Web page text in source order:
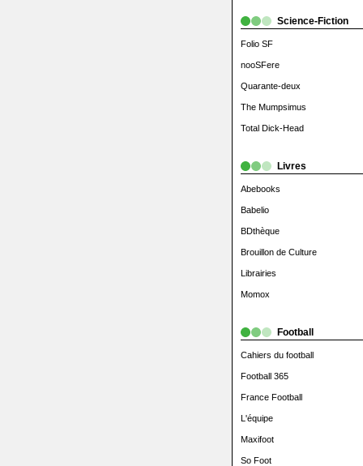
Science-Fiction
Folio SF
nooSFere
Quarante-deux
The Mumpsimus
Total Dick-Head
Livres
Abebooks
Babelio
BDthèque
Brouillon de Culture
Librairies
Momox
Football
Cahiers du football
Football 365
France Football
L'équipe
Maxifoot
So Foot